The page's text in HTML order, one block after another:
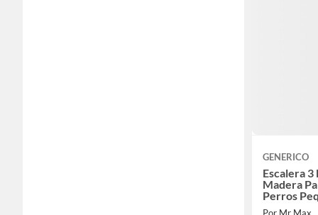
GENERICO
Escalera
Madera
Perros